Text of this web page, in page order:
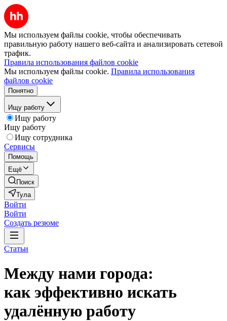
Мы используем файлы cookie, чтобы обеспечивать
правильную работу нашего веб-сайта и анализировать сетевой
трафик.
Правила использования файлов cookie
Мы используем файлы cookie. Правила использования
файлов cookie
Понятно
Ищу работу
Ищу работу
Ищу работу
Ищу сотрудника
Сервисы
Помощь
Ещё
Поиск
Тула
Войти
Войти
Создать резюме
Статьи
Между нами города:
как эффективно искать
удалённую работу